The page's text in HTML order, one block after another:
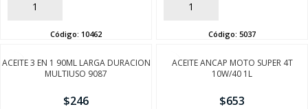
AÑADIR
Código: 10462
AÑADIR
Código: 5037
ACEITE 3 EN 1 90ML LARGA DURACION
MULTIUSO 9087
$246
ACEITE ANCAP MOTO SUPER 4T
10W/40 1L
$653